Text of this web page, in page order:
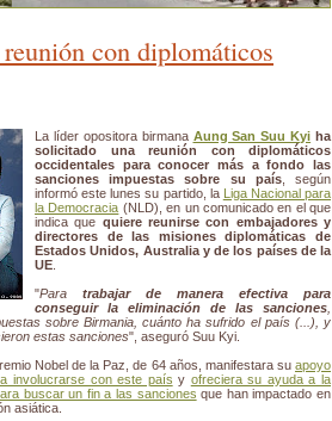
con diplomáticos
La líder opositora birmana Aung San Suu Kyi ha
solicitado una reunión con diplomáticos
occidentales para conocer más a fondo las
sanciones impuestas sobre su país, según
informó este lunes su partido, la Liga Nacional para
la Democracia (NLD), en un comunicado en el que
indica que quiere reunirse con embajadores y
directores de las misiones diplomáticas de
Estados Unidos, Australia y de los países de la
UE
"Para trabajar de manera efectiva para
conseguir la eliminación de las sanciones
sobre Birmania, cuánto ha sufrido el país (...), y
estas sanciones", aseguró Suu Kyi.
Nobel de la Paz, de 64 años, manifestara su apoyo
involucrarse con este país y ofreciera su ayuda a la
buscar un fin a las sanciones que han impactado en
asiática.